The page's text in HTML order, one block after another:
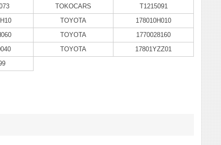
TOKOCARS
T1215091
TOYOTA
178010H010
TOYOTA
1770028160
TOYOTA
17801YZZ01